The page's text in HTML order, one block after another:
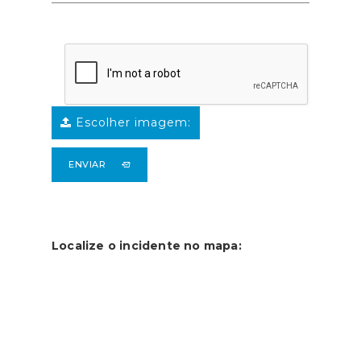
Escolher imagem:
ENVIAR
Localize o incidente no mapa: